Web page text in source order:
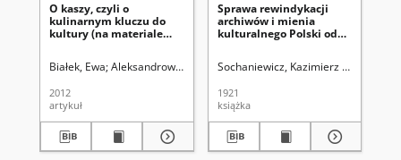
O kaszy, czyli o
kulinarnym kluczu do
kultury (na materiale
paremii)
Białek, Ewa Aleksandrowicz-Ulrich, Alina (1931- ). Redaktor
2012
artykuł
Sprawa rewindykacji
archiwów i mienia
kulturalnego Polski od
Sochaniewicz, Kazimierz (1892-
1921
książka